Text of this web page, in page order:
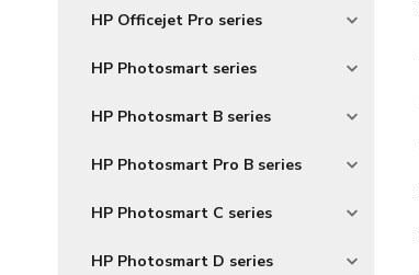
HP Officejet Pro series
HP Photosmart series
HP Photosmart B series
HP Photosmart Pro B series
HP Photosmart C series
HP Photosmart D series